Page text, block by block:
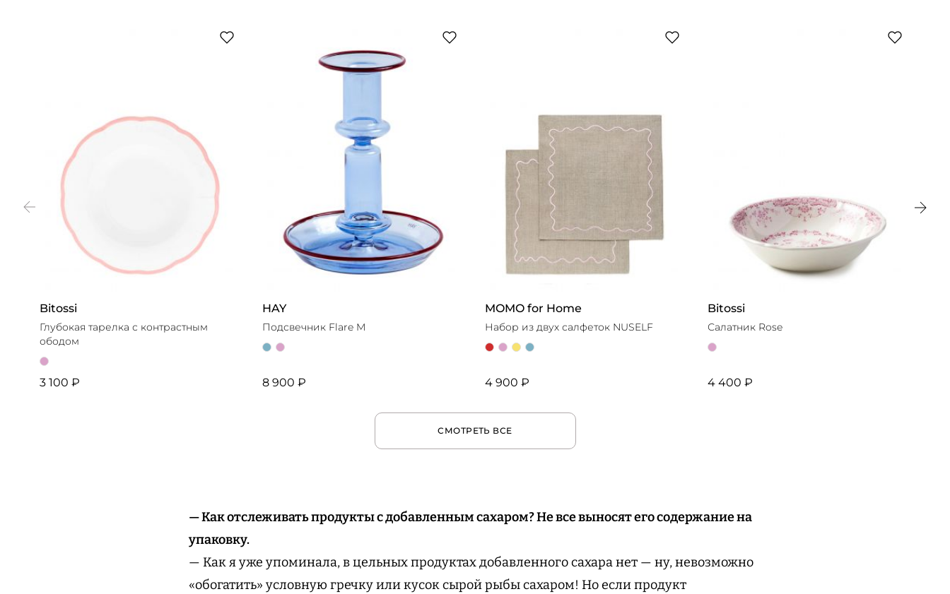
Bitossi
Глубокая тарелка с контрастным
ободом
3 100 ₽
HAY
Подсвечник Flare M
8 900 ₽
MOMO for Home
Набор из двух салфеток NUSELF
4 900 ₽
Bitossi
Салатник Rose
4 400 ₽
СМОТРЕТЬ ВСЕ
— Как отслеживать продукты с добавленным сахаром? Не все выносят его содержание на
упаковку.
— Как я уже упоминала, в цельных продуктах добавленного сахара нет — ну, невозможно
«обогатить» условную гречку или кусок сырой рыбы сахаром! Но если продукт